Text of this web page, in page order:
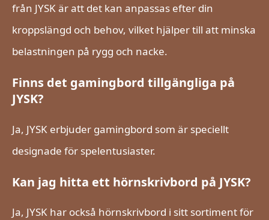
från JYSK är att det kan anpassas efter din
kroppslängd och behov, vilket hjälper till att minska
belastningen på rygg och nacke.
Finns det gamingbord tillgängliga på
JYSK?
Ja, JYSK erbjuder gamingbord som är speciellt
designade för spelentusiaster.
Kan jag hitta ett hörnskrivbord på JYSK?
Ja, JYSK har också hörnskrivbord i sitt sortiment för